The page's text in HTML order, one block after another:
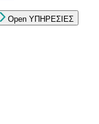
Open ΥΠΗΡΕΣΙΕΣ